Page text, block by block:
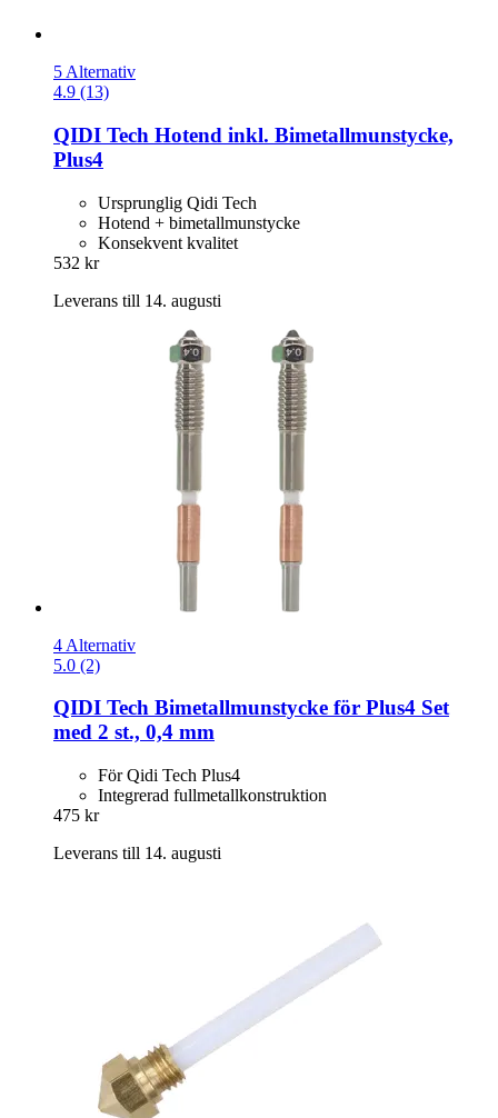
5 Alternativ
4.9 (13)
QIDI Tech Hotend inkl. Bimetallmunstycke,
Plus4
Ursprunglig Qidi Tech
Hotend + bimetallmunstycke
Konsekvent kvalitet
532 kr
Leverans till 14. augusti
4 Alternativ
5.0 (2)
QIDI Tech Bimetallmunstycke för Plus4 Set
med 2 st., 0,4 mm
För Qidi Tech Plus4
Integrerad fullmetallkonstruktion
475 kr
Leverans till 14. augusti